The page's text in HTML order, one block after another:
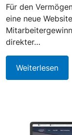
Für den
eine neue
direkter…
Weiterlesen